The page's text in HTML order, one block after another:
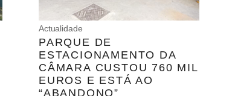
Actualidade
PARQUE DE
ESTACIONAMENTO DA
CÂMARA CUSTOU 760 MIL
EUROS E ESTÁ AO
“ABANDONO”